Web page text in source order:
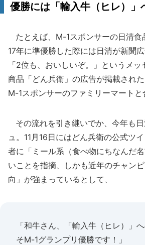
優勝には「輸入牛（ヒレ）」
たとえば、M-1スポンサーの日清食
17年に準優勝した際には日清が新聞広
「2位も、おいしいぞ。」というメ
商品「どん兵衛」の広告が掲載され
M-1スポンサーのファミリーマートと
その流れを引き継いでか、今年も
ュ。11月16日にはどん兵衛の公式ツ
者に「ミール系（食べ物にちなんだ
いことを指摘、しかも近年のチャン
向」が強まっているとして、
「和牛さん、「輸入牛（ヒレ）」
そM-1グランプリ優勝です！」